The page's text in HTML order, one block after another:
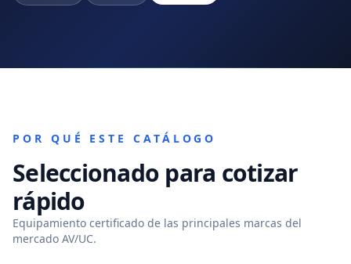
POR QUÉ ESTE CATÁLOGO
Seleccionado para cotizar
rápido
Equipamiento certificado de las principales marcas del
mercado AV/UC.